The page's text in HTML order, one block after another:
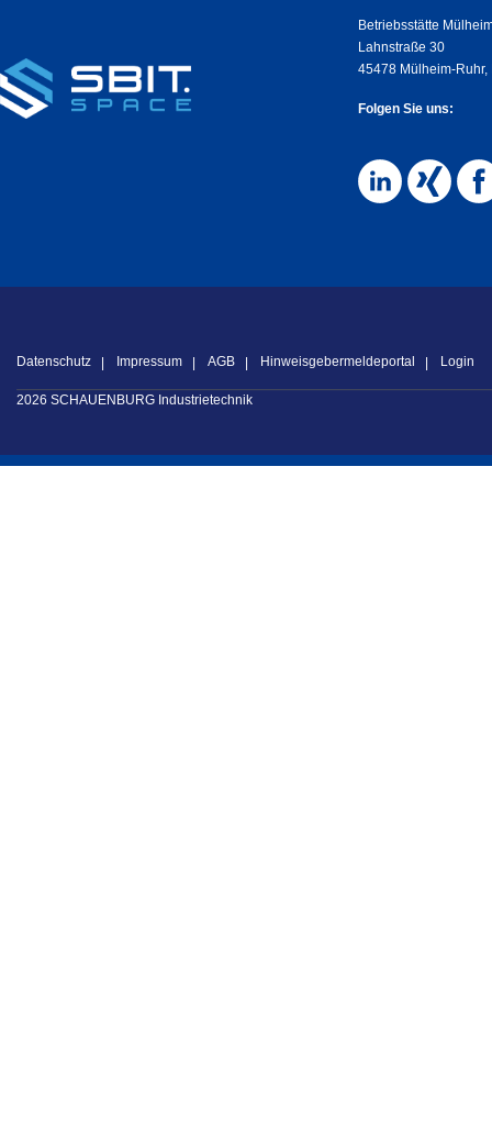
Betriebsstätte
Lahnstraße 30
45478 Mülheim-
Folgen Sie uns:
Datenschutz Impressum AGB Hinweisgebermeldeportal Login
2026 SCHAUENBURG Industrietechnik